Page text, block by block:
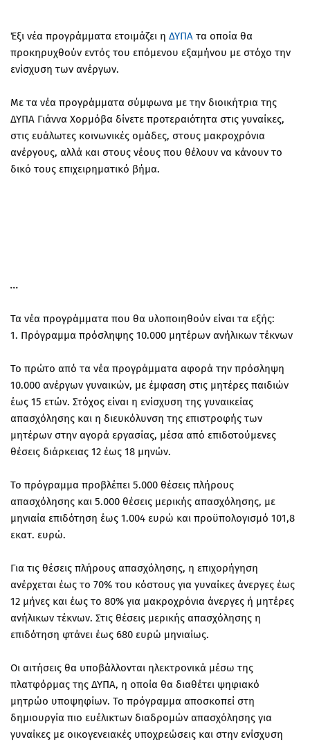
Έξι νέα προγράμματα ετοιμάζει η ΔΥΠΑ τα οποία θα
προκηρυχθούν εντός του επόμενου εξαμήνου με στόχο την
ενίσχυση των ανέργων.
Με τα νέα προγράμματα σύμφωνα με την διοικήτρια της
ΔΥΠΑ Γιάννα Χορμόβα δίνετε προτεραιότητα στις γυναίκες,
στις ευάλωτες κοινωνικές ομάδες, στους μακροχρόνια
ανέργους, αλλά και στους νέους που θέλουν να κάνουν το
δικό τους επιχειρηματικό βήμα.
Τα νέα προγράμματα που θα υλοποιηθούν είναι τα εξής:
1. Πρόγραμμα πρόσληψης 10.000 μητέρων ανήλικων τέκνων
Το πρώτο από τα νέα προγράμματα αφορά την πρόσληψη
10.000 ανέργων γυναικών, με έμφαση στις μητέρες παιδιών
έως 15 ετών. Στόχος είναι η ενίσχυση της γυναικείας
απασχόλησης και η διευκόλυνση της επιστροφής των
μητέρων στην αγορά εργασίας, μέσα από επιδοτούμενες
θέσεις διάρκειας 12 έως 18 μηνών.
Το πρόγραμμα προβλέπει 5.000 θέσεις πλήρους
απασχόλησης και 5.000 θέσεις μερικής απασχόλησης, με
μηνιαία επιδότηση έως 1.004 ευρώ και προϋπολογισμό 101,8
εκατ. ευρώ.
Για τις θέσεις πλήρους απασχόλησης, η επιχορήγηση
ανέρχεται έως το 70% του κόστους για γυναίκες άνεργες έως
12 μήνες και έως το 80% για μακροχρόνια άνεργες ή μητέρες
ανήλικων τέκνων. Στις θέσεις μερικής απασχόλησης η
επιδότηση φτάνει έως 680 ευρώ μηνιαίως.
Οι αιτήσεις θα υποβάλλονται ηλεκτρονικά μέσω της
πλατφόρμας της ΔΥΠΑ, η οποία θα διαθέτει ψηφιακό
μητρώο υποψηφίων. Το πρόγραμμα αποσκοπεί στη
δημιουργία πιο ευέλικτων διαδρομών απασχόλησης για
γυναίκες με οικογενειακές υποχρεώσεις και στην ενίσχυση